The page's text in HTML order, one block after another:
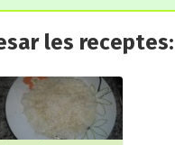
les receptes: